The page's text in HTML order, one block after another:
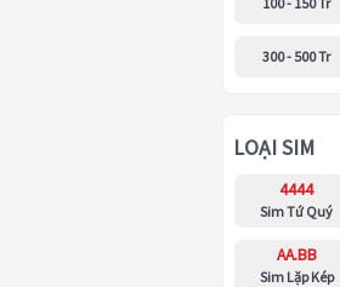
300 - 500 Tr
LOẠI SIM
4444
Sim Tứ Quý
AA.BB
Sim Lặp Kép